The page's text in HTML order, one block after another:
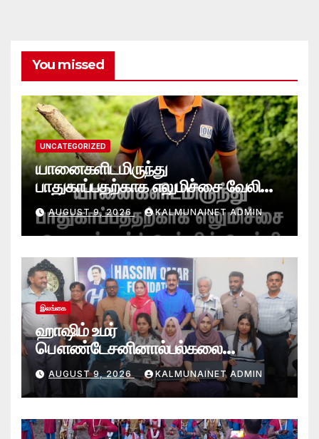
You missed
UNCATEGORIZED
யானைகளிடமிருந்து
பாதுகாப்பதற்காக எலுமிச்சை வேலி
அமைத்தல்’ ஆய்வில் வெற்றி
என்கிறார் வினோஜ்குமார்
AUGUST 9, 2026 KALMUNAINET ADMIN
இலங்கை
ஹாஷிம் உமர்
பௌண்டேசனினால்பல்கலை
மாணவர்களுக்குமடி கணனி
அன்பளிப்பு.!
AUGUST 9, 2026 KALMUNAINET ADMIN